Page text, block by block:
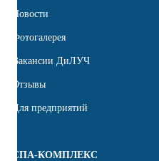
Новости
Фотогалерея
Вакансии ДиЛУЧ
Отзывы
Для предприятий
СПА-КОМПЛЕКС